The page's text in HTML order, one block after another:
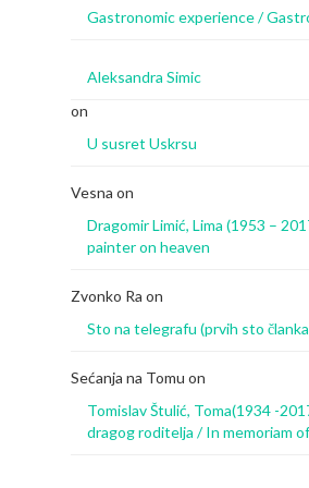
Gastronomic experience /
Aleksandra Simic
on
U susret Uskrsu
Vesna on
Dragomir Limić, Lima (1953 –
painter on heaven
Zvonko Ra on
Sto na telegrafu (prvih sto
Sećanja na Tomu on
Tomislav Štulić, Toma(1934 -
dragog roditelja / In memoriam